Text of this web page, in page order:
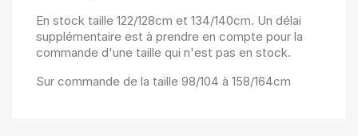
En stock taille 122/128cm et 134/140cm. Un délai
supplémentaire est à prendre en compte pour la
commande d'une taille qui n'est pas en stock.
Sur commande de la taille 98/104 à 158/164cm